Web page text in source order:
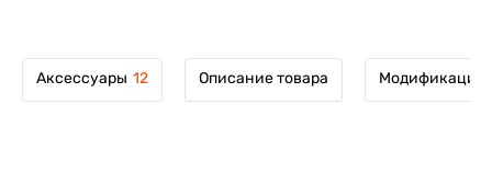
Аксессуары 12 Описание товара Модификации